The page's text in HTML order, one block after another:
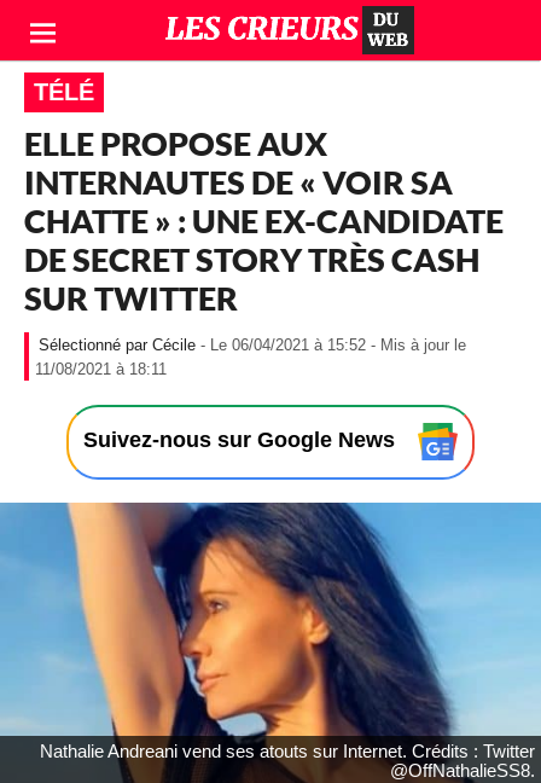
TÉLÉ
ELLE PROPOSE AUX
INTERNAUTES DE « VOIR SA
CHATTE » : UNE EX-CANDIDATE
DE SECRET STORY TRÈS CASH
SUR TWITTER
Cécile - Le 06/04/2021 à 15:52 - Mis à jour le
11/08/2021 à 18:11
0
/
0
4
0
2
5
:
5
Suivez-nous sur Google News
Nathalie Andreani vend ses atouts sur Internet. Crédits : Twitter
@OffNathalieSS8.